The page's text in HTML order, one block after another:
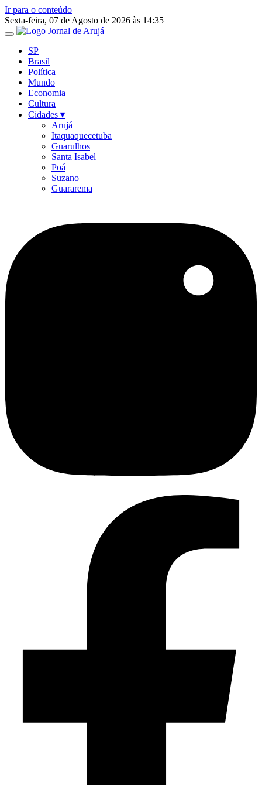
Ir para o conteúdo
Sexta-feira, 07 de Agosto de 2026 às 14:35
SP
Brasil
Política
Mundo
Economia
Cultura
Cidades ▾
Arujá
Itaquaquecetuba
Guarulhos
Santa Isabel
Poá
Suzano
Guararema